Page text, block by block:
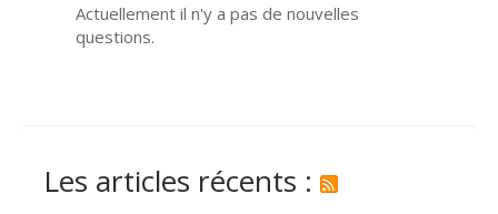
Actuellement il n'y a pas de nouvelles
questions.
Les articles récents :